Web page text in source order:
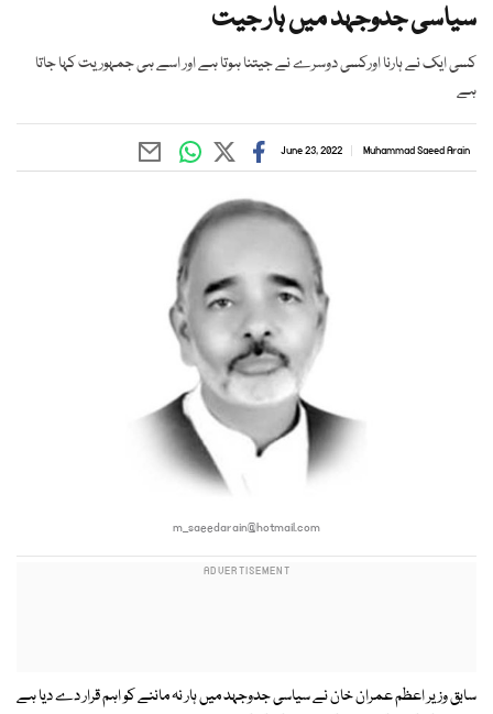
سیاسی جدوجہد میں ہار جیت
کسی ایک نے ہارنا اورکسی دوسرے نے جیتنا ہوتا ہے اور اسے ہی جمہوریت کہا جاتا
ہے
Muhammad Saeed Arain
June 23, 2022
m_saeedarain@hotmail.com
سابق وزیر اعظم عمران خان نے سیاسی جدوجہد میں ہار نہ ماننے کو اہم قرار دے دیا ہے